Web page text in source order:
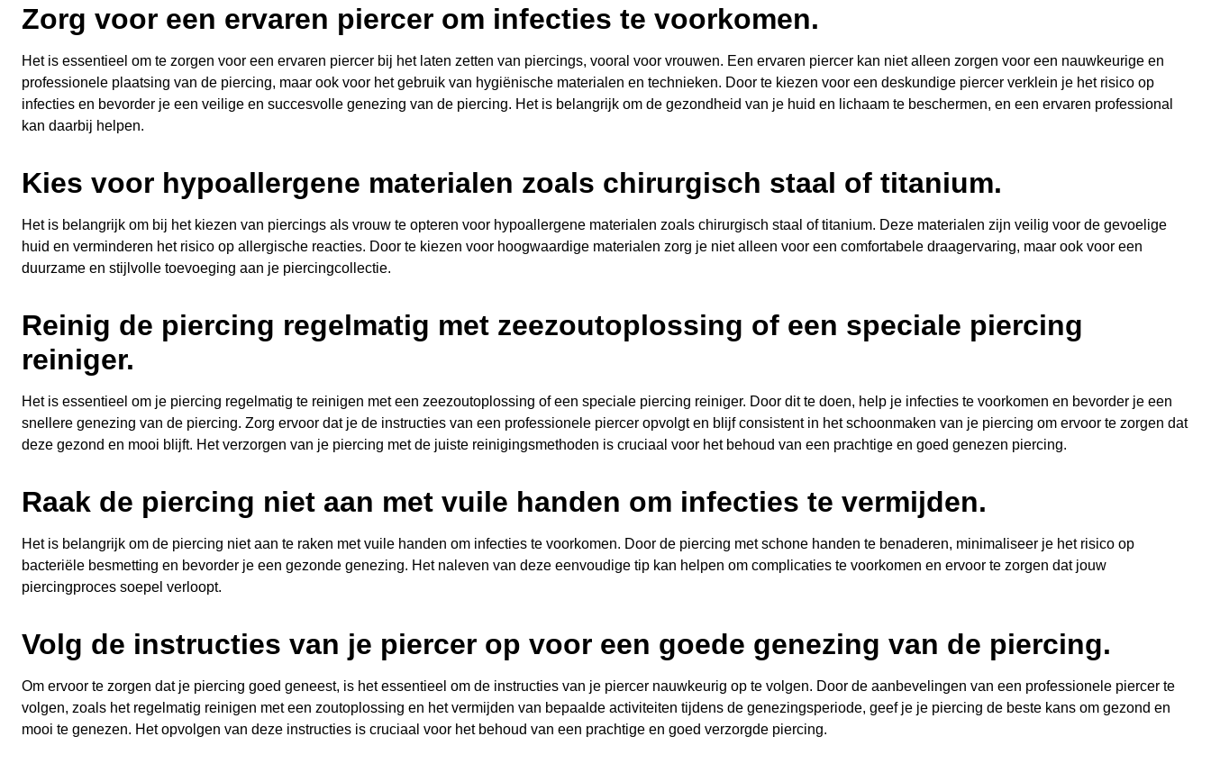
Zorg voor een ervaren piercer om infecties te voorkomen.
Het is essentieel om te zorgen voor een ervaren piercer bij het laten zetten van piercings, vooral voor vrouwen. Een ervaren piercer kan niet alleen zorgen voor een nauwkeurige en
professionele plaatsing van de piercing, maar ook voor het gebruik van hygiënische materialen en technieken. Door te kiezen voor een deskundige piercer verklein je het risico op
infecties en bevorder je een veilige en succesvolle genezing van de piercing. Het is belangrijk om de gezondheid van je huid en lichaam te beschermen, en een ervaren professional
kan daarbij helpen.
Kies voor hypoallergene materialen zoals chirurgisch staal of titanium.
Het is belangrijk om bij het kiezen van piercings als vrouw te opteren voor hypoallergene materialen zoals chirurgisch staal of titanium. Deze materialen zijn veilig voor de gevoelige
huid en verminderen het risico op allergische reacties. Door te kiezen voor hoogwaardige materialen zorg je niet alleen voor een comfortabele draagervaring, maar ook voor een
duurzame en stijlvolle toevoeging aan je piercingcollectie.
Reinig de piercing regelmatig met zeezoutoplossing of een speciale piercing
reiniger.
Het is essentieel om je piercing regelmatig te reinigen met een zeezoutoplossing of een speciale piercing reiniger. Door dit te doen, help je infecties te voorkomen en bevorder je een
snellere genezing van de piercing. Zorg ervoor dat je de instructies van een professionele piercer opvolgt en blijf consistent in het schoonmaken van je piercing om ervoor te zorgen dat
deze gezond en mooi blijft. Het verzorgen van je piercing met de juiste reinigingsmethoden is cruciaal voor het behoud van een prachtige en goed genezen piercing.
Raak de piercing niet aan met vuile handen om infecties te vermijden.
Het is belangrijk om de piercing niet aan te raken met vuile handen om infecties te voorkomen. Door de piercing met schone handen te benaderen, minimaliseer je het risico op
bacteriële besmetting en bevorder je een gezonde genezing. Het naleven van deze eenvoudige tip kan helpen om complicaties te voorkomen en ervoor te zorgen dat jouw
piercingproces soepel verloopt.
Volg de instructies van je piercer op voor een goede genezing van de piercing.
Om ervoor te zorgen dat je piercing goed geneest, is het essentieel om de instructies van je piercer nauwkeurig op te volgen. Door de aanbevelingen van een professionele piercer te
volgen, zoals het regelmatig reinigen met een zoutoplossing en het vermijden van bepaalde activiteiten tijdens de genezingsperiode, geef je je piercing de beste kans om gezond en
mooi te genezen. Het opvolgen van deze instructies is cruciaal voor het behoud van een prachtige en goed verzorgde piercing.